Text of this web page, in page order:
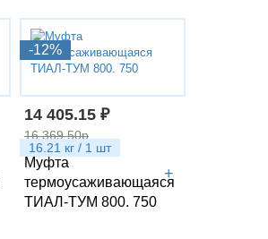
-12%
16.21 кг / 1 шт
14 405.15 ₽
+
16 369.50р
Муфта
термоусаживающаяся
ТИАЛ-ТУМ 800. 750